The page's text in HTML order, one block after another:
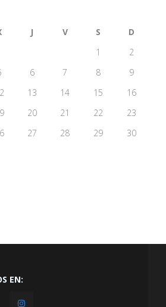
J V S D
1
2
6 7 8
9
13 14 15
16
20 21 22
23
27 28 29
30
EN: